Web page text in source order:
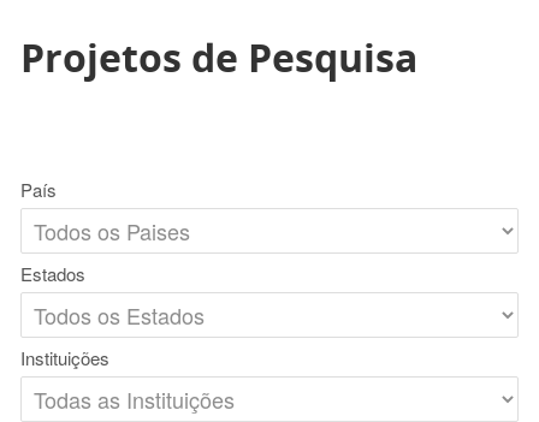
Projetos de Pesquisa
País
Estados
Instituições